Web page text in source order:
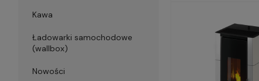
Kawa
Ładowarki samochodowe
(wallbox)
Nowości